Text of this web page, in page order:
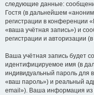
следующие данные:
Гостя (в дальнейшем
регистрации в конференции
«ваша учётная запись») и
регистрации и авторизации
Ваша учётная запись будет
идентифицируемое имя (в
индивидуальный пароль для
«ваш пароль») и реальный
email»). Ваша информация из